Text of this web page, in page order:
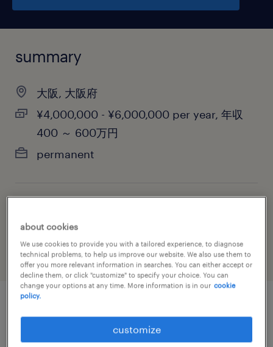
summary
大阪, 大阪府
¥4,000,000 - ¥6,000,000 per year, 年収
400 ～ 600万円
permanent
administrative & support services
job details
about cookies
We use cookies to provide you with a tailored experience, to diagnose
technical problems, to help us improve our website. We also use them to
offer you more relevant information in searches. You can either accept or
decline them, or click "customize" to specify your choice. You can
change your options at any time. More information is in our cookie
policy.
customize